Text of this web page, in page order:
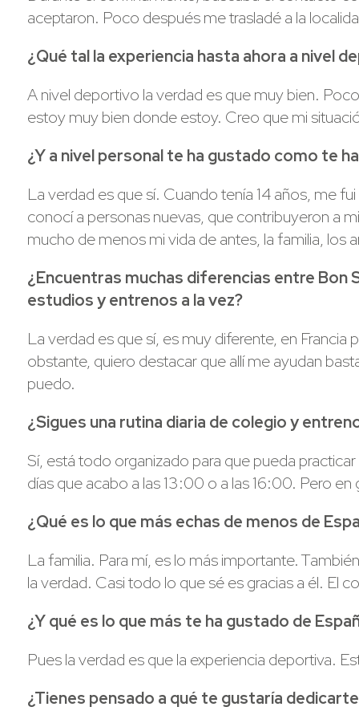
aceptaron. Poco después me trasladé a la
¿Qué tal la experiencia hasta ahora a nivel
A nivel deportivo la verdad es que muy bien.
estoy muy bien donde estoy. Creo que mi
¿Y a nivel personal te ha gustado como te
La verdad es que sí. Cuando tenía 14 años, me
conocí a personas nuevas, que contribuyeron a
mucho de menos mi vida de antes, la familia,
¿Encuentras muchas diferencias entre Bon
estudios y entrenos a la vez?
La verdad es que sí, es muy diferente, en
obstante, quiero destacar que allí me ayudan
puedo.
¿Sigues una rutina diaria de colegio y
Sí, está todo organizado para que pueda
días que acabo a las 13:00 o a las 16:00. Pero
¿Qué es lo que más echas de menos de
La familia. Para mí, es lo más importante.
la verdad. Casi todo lo que sé es gracias a él. El
¿Y qué es lo que más te ha gustado de
Pues la verdad es que la experiencia deportiva.
¿Tienes pensado a qué te gustaría